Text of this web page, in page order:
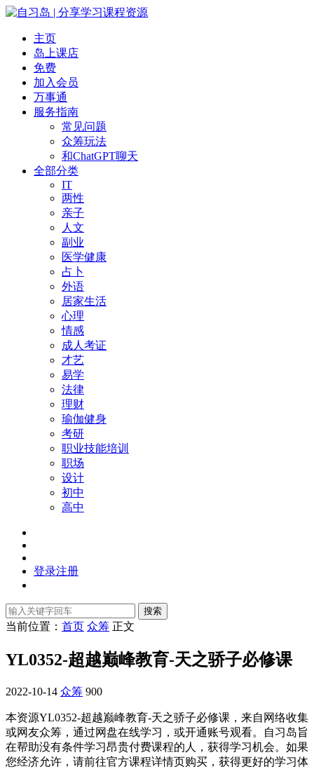
主页
岛上课店
免费
加入会员
万事通
服务指南
常见问题
众筹玩法
和ChatGPT聊天
全部分类
IT
两性
亲子
人文
副业
医学健康
占卜
外语
居家生活
心理
情感
成人考证
才艺
易学
法律
理财
瑜伽健身
考研
职业技能培训
职场
设计
初中
高中
登录注册
搜索
当前位置： 首页 众筹 正文
YL0352-超越巅峰教育-天之骄子必修课
2022-10-14 众筹 900
本资源YL0352-超越巅峰教育-天之骄子必修课，来自网络收集
或网友众筹，通过网盘在线学习，或开通账号观看。自习岛旨
在帮助没有条件学习昂贵付费课程的人，获得学习机会。如果
您经济允许，请前往官方课程详情页购买，获得更好的学习体